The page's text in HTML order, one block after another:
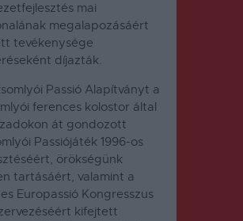
mai
megalapozásáért
tevékenysége
díjazták.
Passió Alapítványt a
ferences kolostor által
át gondozott
Passiójáték 1996-os
örökségünk
tartásáért, valamint a
Europassió Kongresszus
kifejtett